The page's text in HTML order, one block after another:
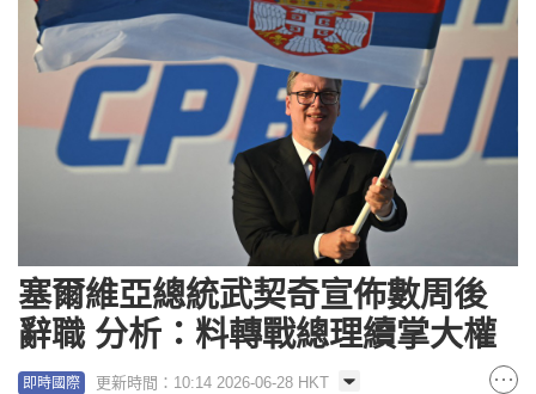
塞爾維亞總統武契奇宣佈數周後
辭職 分析：料轉戰總理續掌大權
即時國際 更新時間：10:14 2026-06-28 HKT